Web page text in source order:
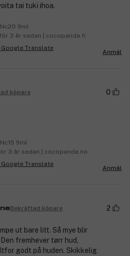
tai tuki ihoa.
9ml
3 år sedan | cocopanda.fi
Anmäl
köpare 0
9ml
3 år sedan | cocopanda.no
Anmäl
Bekräftad köpare 2
ut bare litt. Så mye blir
fremhever tørr hud,
godt på huden. Skikkelig